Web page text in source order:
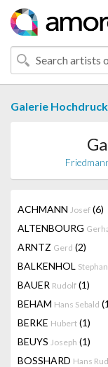
Galerie Hochdruck
ACHMANN Josef (6)
ALTENBOURG
ARNTZ Gerd (2)
BALKENHOL Stephan
BAUER Rudolf (1)
BEHAM Hans Sebald
BERKE Hubert (1)
BEUYS Joseph (1)
BOSSHARD Hans